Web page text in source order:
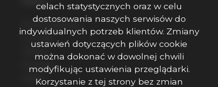
Strona główna
O firmie
Kontakt
Rodo
celach statystycznych oraz w celu
dostosowania naszych serwisów do
indywidualnych potrzeb klientów. Zmiany
ustawień dotyczących plików cookie
można dokonać w dowolnej chwili
modyfikując ustawienia przeglądarki.
Korzystanie z tej strony bez zmian